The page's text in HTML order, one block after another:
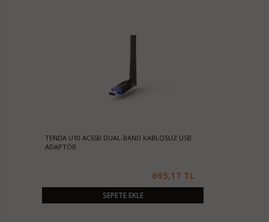
TENDA U10 AC650 DUAL-BAND KABLOSUZ USB
ADAPTÖR
695,17 TL
SEPETE EKLE